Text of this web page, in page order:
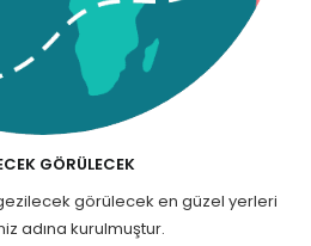
GÖRÜLECEK
görülecek en güzel yerleri
adına kurulmuştur.